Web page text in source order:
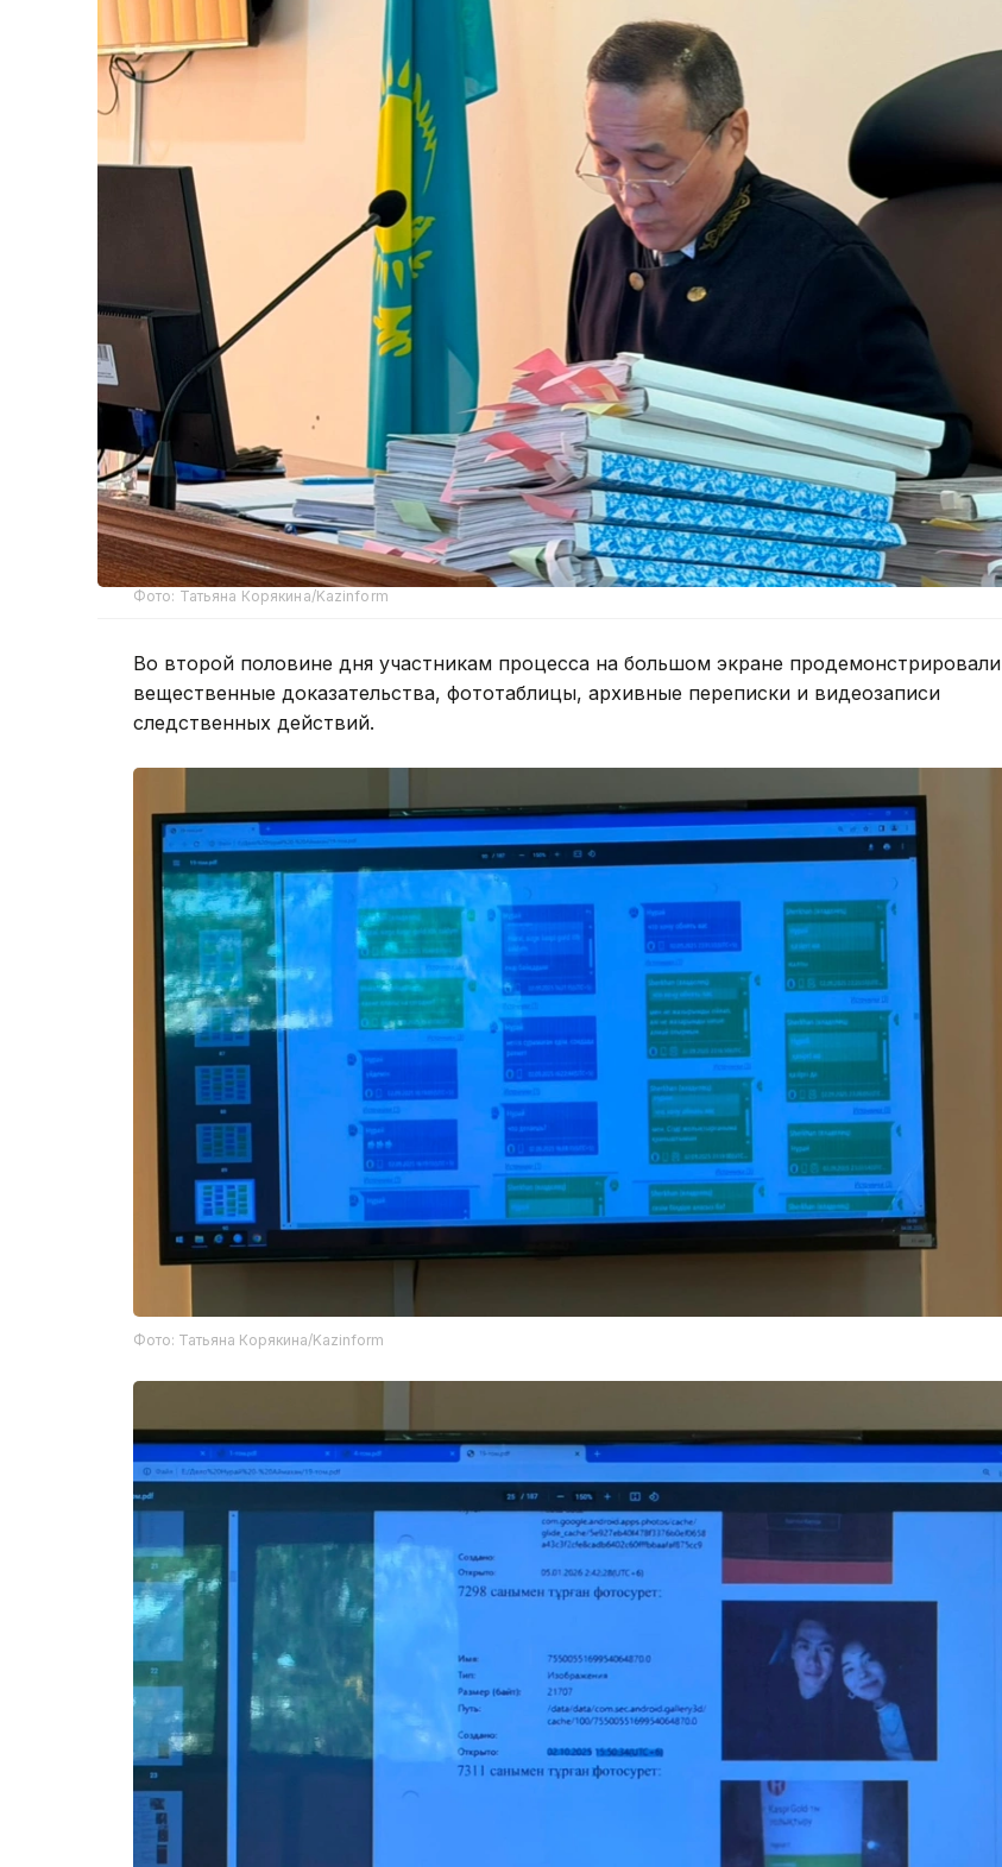
Фото: Татьяна Корякина/Kazinform
Во второй половине дня участникам процесса на большом экране продемонстрировали
вещественные доказательства, фототаблицы, архивные переписки и видеозаписи
следственных действий.
Фото: Татьяна Корякина/Kazinform